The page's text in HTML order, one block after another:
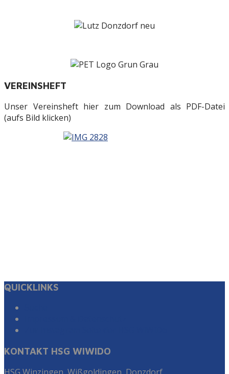
VEREINSHEFT
Unser Vereinsheft hier zum Download als PDF-Datei
(aufs Bild klicken)
QUICKLINKS
KONTAKT HSG WIWIDO